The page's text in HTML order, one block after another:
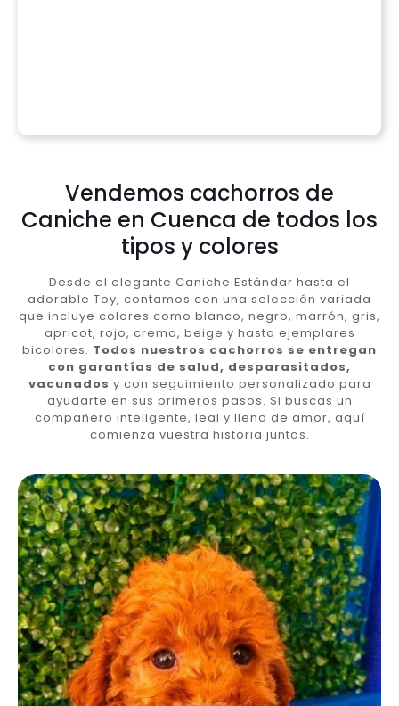
Vendemos cachorros de
Caniche en Cuenca de todos los
tipos y colores
Desde el elegante Caniche Estándar hasta el
adorable Toy, contamos con una selección variada
que incluye colores como blanco, negro, marrón, gris,
apricot, rojo, crema, beige y hasta ejemplares
bicolores. Todos nuestros cachorros se entregan
con garantías de salud, desparasitados,
vacunados y con seguimiento personalizado para
ayudarte en sus primeros pasos. Si buscas un
compañero inteligente, leal y lleno de amor, aquí
comienza vuestra historia juntos.